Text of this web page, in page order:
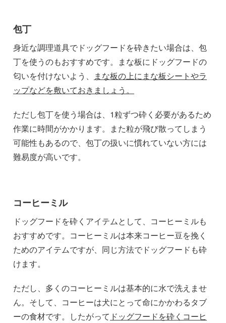
包丁
身近な調理道具でドッグフードを砕きたい場合は、包
丁を使うのもおすすめです。まな板にドッグフードの
匂いを付けないよう、
まな板の上にまな板シートやラ
ップなどを敷いておきましょう。
ただし包丁を使う場合は、1粒ずつ砕く必要があるため
作業に時間がかかります。また粒が飛び散ってしまう
可能性もあるので、包丁の扱いに慣れていない方には
難易度が高いです。
コーヒーミル
ドッグフードを砕くアイテムとして、コーヒーミルも
おすすめです。コーヒーミルは本来コーヒー豆を挽く
ためのアイテムですが、同じ方法でドッグフードも砕
けます。
ただし、多くのコーヒーミルは基本的に水で洗えませ
ん。そして、コーヒーは犬にとって命にかかわるタブ
ーの食材です。したがって ドッグフードを砕くコーヒ